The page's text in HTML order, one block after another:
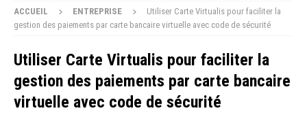
ACCUEIL ENTREPRISE
Utiliser Carte Virtualis pour faciliter la
gestion des paiements par carte bancaire virtuelle avec code de sécurité
Utiliser Carte Virtualis pour faciliter la
gestion des paiements par carte bancaire
virtuelle avec code de sécurité